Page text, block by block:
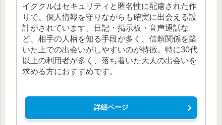
イククルはセキュリティと匿名性に配慮された作
りで、個人情報を守りながらも確実に出会える設
計がされています。日記・掲示板・音声通話な
ど、相手の人柄を知る手段が多く、信頼関係を築
いた上での出会いがしやすいのが特徴。特に30代
以上の利用者が多く、落ち着いた大人の出会いを
求める方におすすめです。
詳細ページ